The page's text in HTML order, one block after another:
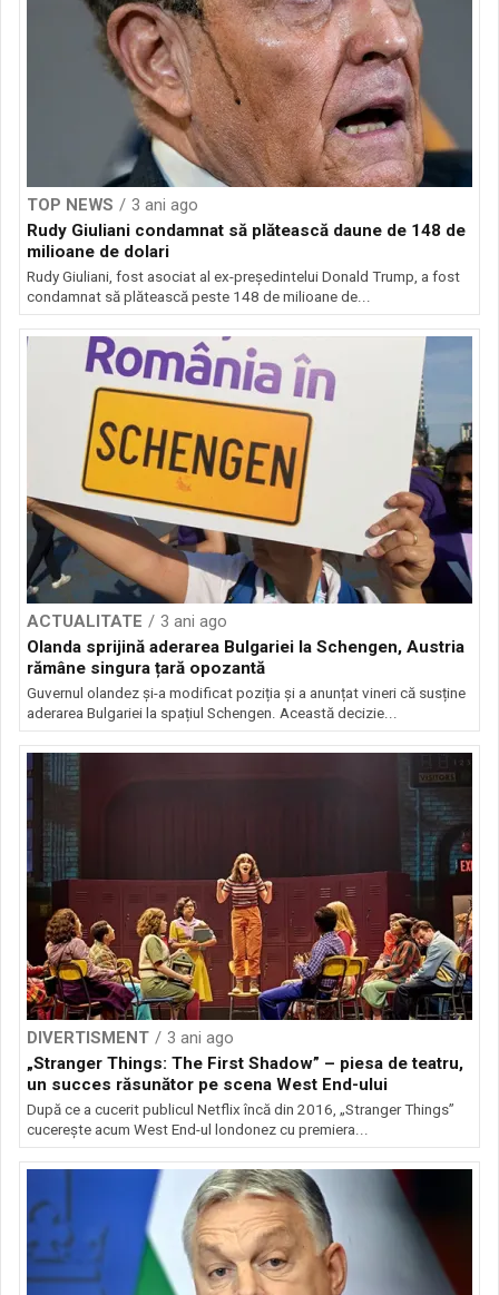
TOP NEWS
3 ani ago
Rudy Giuliani condamnat să plătească daune de 148 de
milioane de dolari
Rudy Giuliani, fost asociat al ex-președintelui Donald Trump, a fost
condamnat să plătească peste 148 de milioane de...
ACTUALITATE
3 ani ago
Olanda sprijină aderarea Bulgariei la Schengen, Austria
rămâne singura țară opozantă
Guvernul olandez și-a modificat poziția și a anunțat vineri că susține
aderarea Bulgariei la spațiul Schengen. Această decizie...
DIVERTISMENT
3 ani ago
„Stranger Things: The First Shadow” – piesa de teatru,
un succes răsunător pe scena West End-ului
După ce a cucerit publicul Netflix încă din 2016, „Stranger Things”
cucerește acum West End-ul londonez cu premiera...